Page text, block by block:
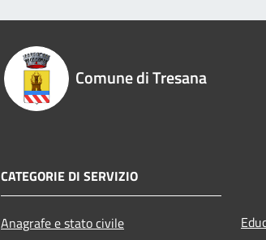
Comune di Tresana
CATEGORIE DI SERVIZIO
Anagrafe e stato civile